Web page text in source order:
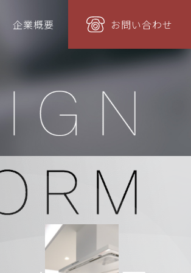
企業概要 お問い合わせ